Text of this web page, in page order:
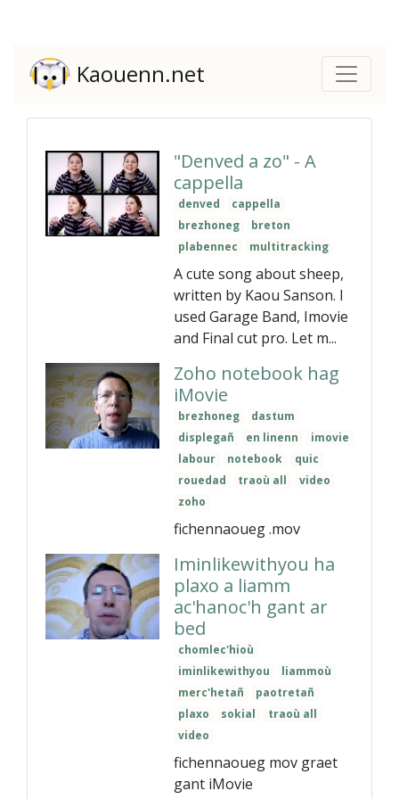
Kaouenn.net
"Denved a zo" - A
cappella
denved
cappella
brezhoneg
breton
plabennec
multitracking
A cute song about sheep,
written by Kaou Sanson. I
used Garage Band, Imovie
and Final cut pro. Let m...
Zoho notebook hag
iMovie
brezhoneg
dastum
displegañ
en linenn
imovie
labour
notebook
quic
rouedad
traoù all
video
zoho
fichennaoueg .mov
Iminlikewithyou ha
plaxo a liamm
ac'hanoc'h gant ar
bed
chomlec'hioù
iminlikewithyou
liammoù
merc'hetañ
paotretañ
plaxo
sokial
traoù all
video
fichennaoueg mov graet
gant iMovie